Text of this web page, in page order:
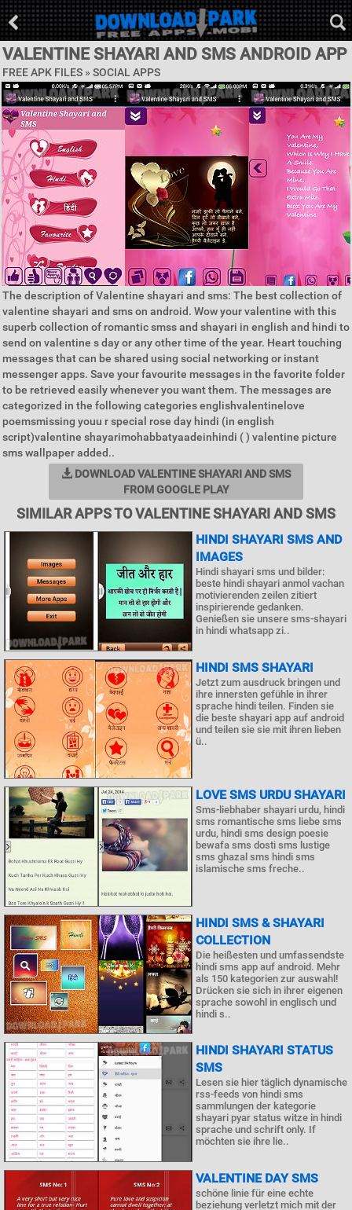
VALENTINE SHAYARI AND SMS ANDROID APP
FREE APK FILES » SOCIAL APPS
The description of Valentine shayari and sms: The best collection of
valentine shayari and sms on android. Wow your valentine with this
superb collection of romantic smss and shayari in english and hindi to
send on valentine s day or any other time of the year. Heart touching
messages that can be shared using social networking or instant
messenger apps. Save your favourite messages in the favorite folder
to be retrieved easily whenever you want them. The messages are
categorized in the following categories englishvalentinelove
poemsmissing youu r special rose day hindi (in english
script)valentine shayarimohabbatyaadeinhindi ( ) valentine picture
sms wallpaper added..
DOWNLOAD VALENTINE SHAYARI AND SMS
FROM GOOGLE PLAY
SIMILAR APPS TO VALENTINE SHAYARI AND SMS
HINDI SHAYARI SMS AND
IMAGES
Hindi shayari sms und bilder:
beste hindi shayari anmol vachan
motivierenden zeilen zitiert
inspirierende gedanken.
Genießen sie unsere sms-shayari
in hindi whatsapp zi..
HINDI SMS SHAYARI
Jetzt zum ausdruck bringen und
ihre innersten gefühle in ihrer
sprache hindi teilen. Finden sie
die beste shayari app auf android
und teilen sie sie mit ihren lieben
ü..
LOVE SMS URDU SHAYARI
Sms-liebhaber shayari urdu, hindi
sms romantische sms liebe sms
urdu, hindi sms design poesie
bewafa sms dosti sms lustige
sms ghazal sms hindi sms
islamische sms freche..
HINDI SMS & SHAYARI
COLLECTION
Die heißesten und umfassendste
hindi sms app auf android. Mehr
als 150 kategorien zur auswahl!
Drücken sie sich in ihrer eigenen
sprache sowohl in englisch und
hindi s..
HINDI SHAYARI STATUS
SMS
Lesen sie hier täglich dynamische
rss-feeds von hindi sms
sammlungen der kategorie
shayari pyar status witze in hindi
sprache und schrift only. If
möchten sie ihre lie..
VALENTINE DAY SMS
schöne linie für eine echte
beziehung verletzt mich mit der